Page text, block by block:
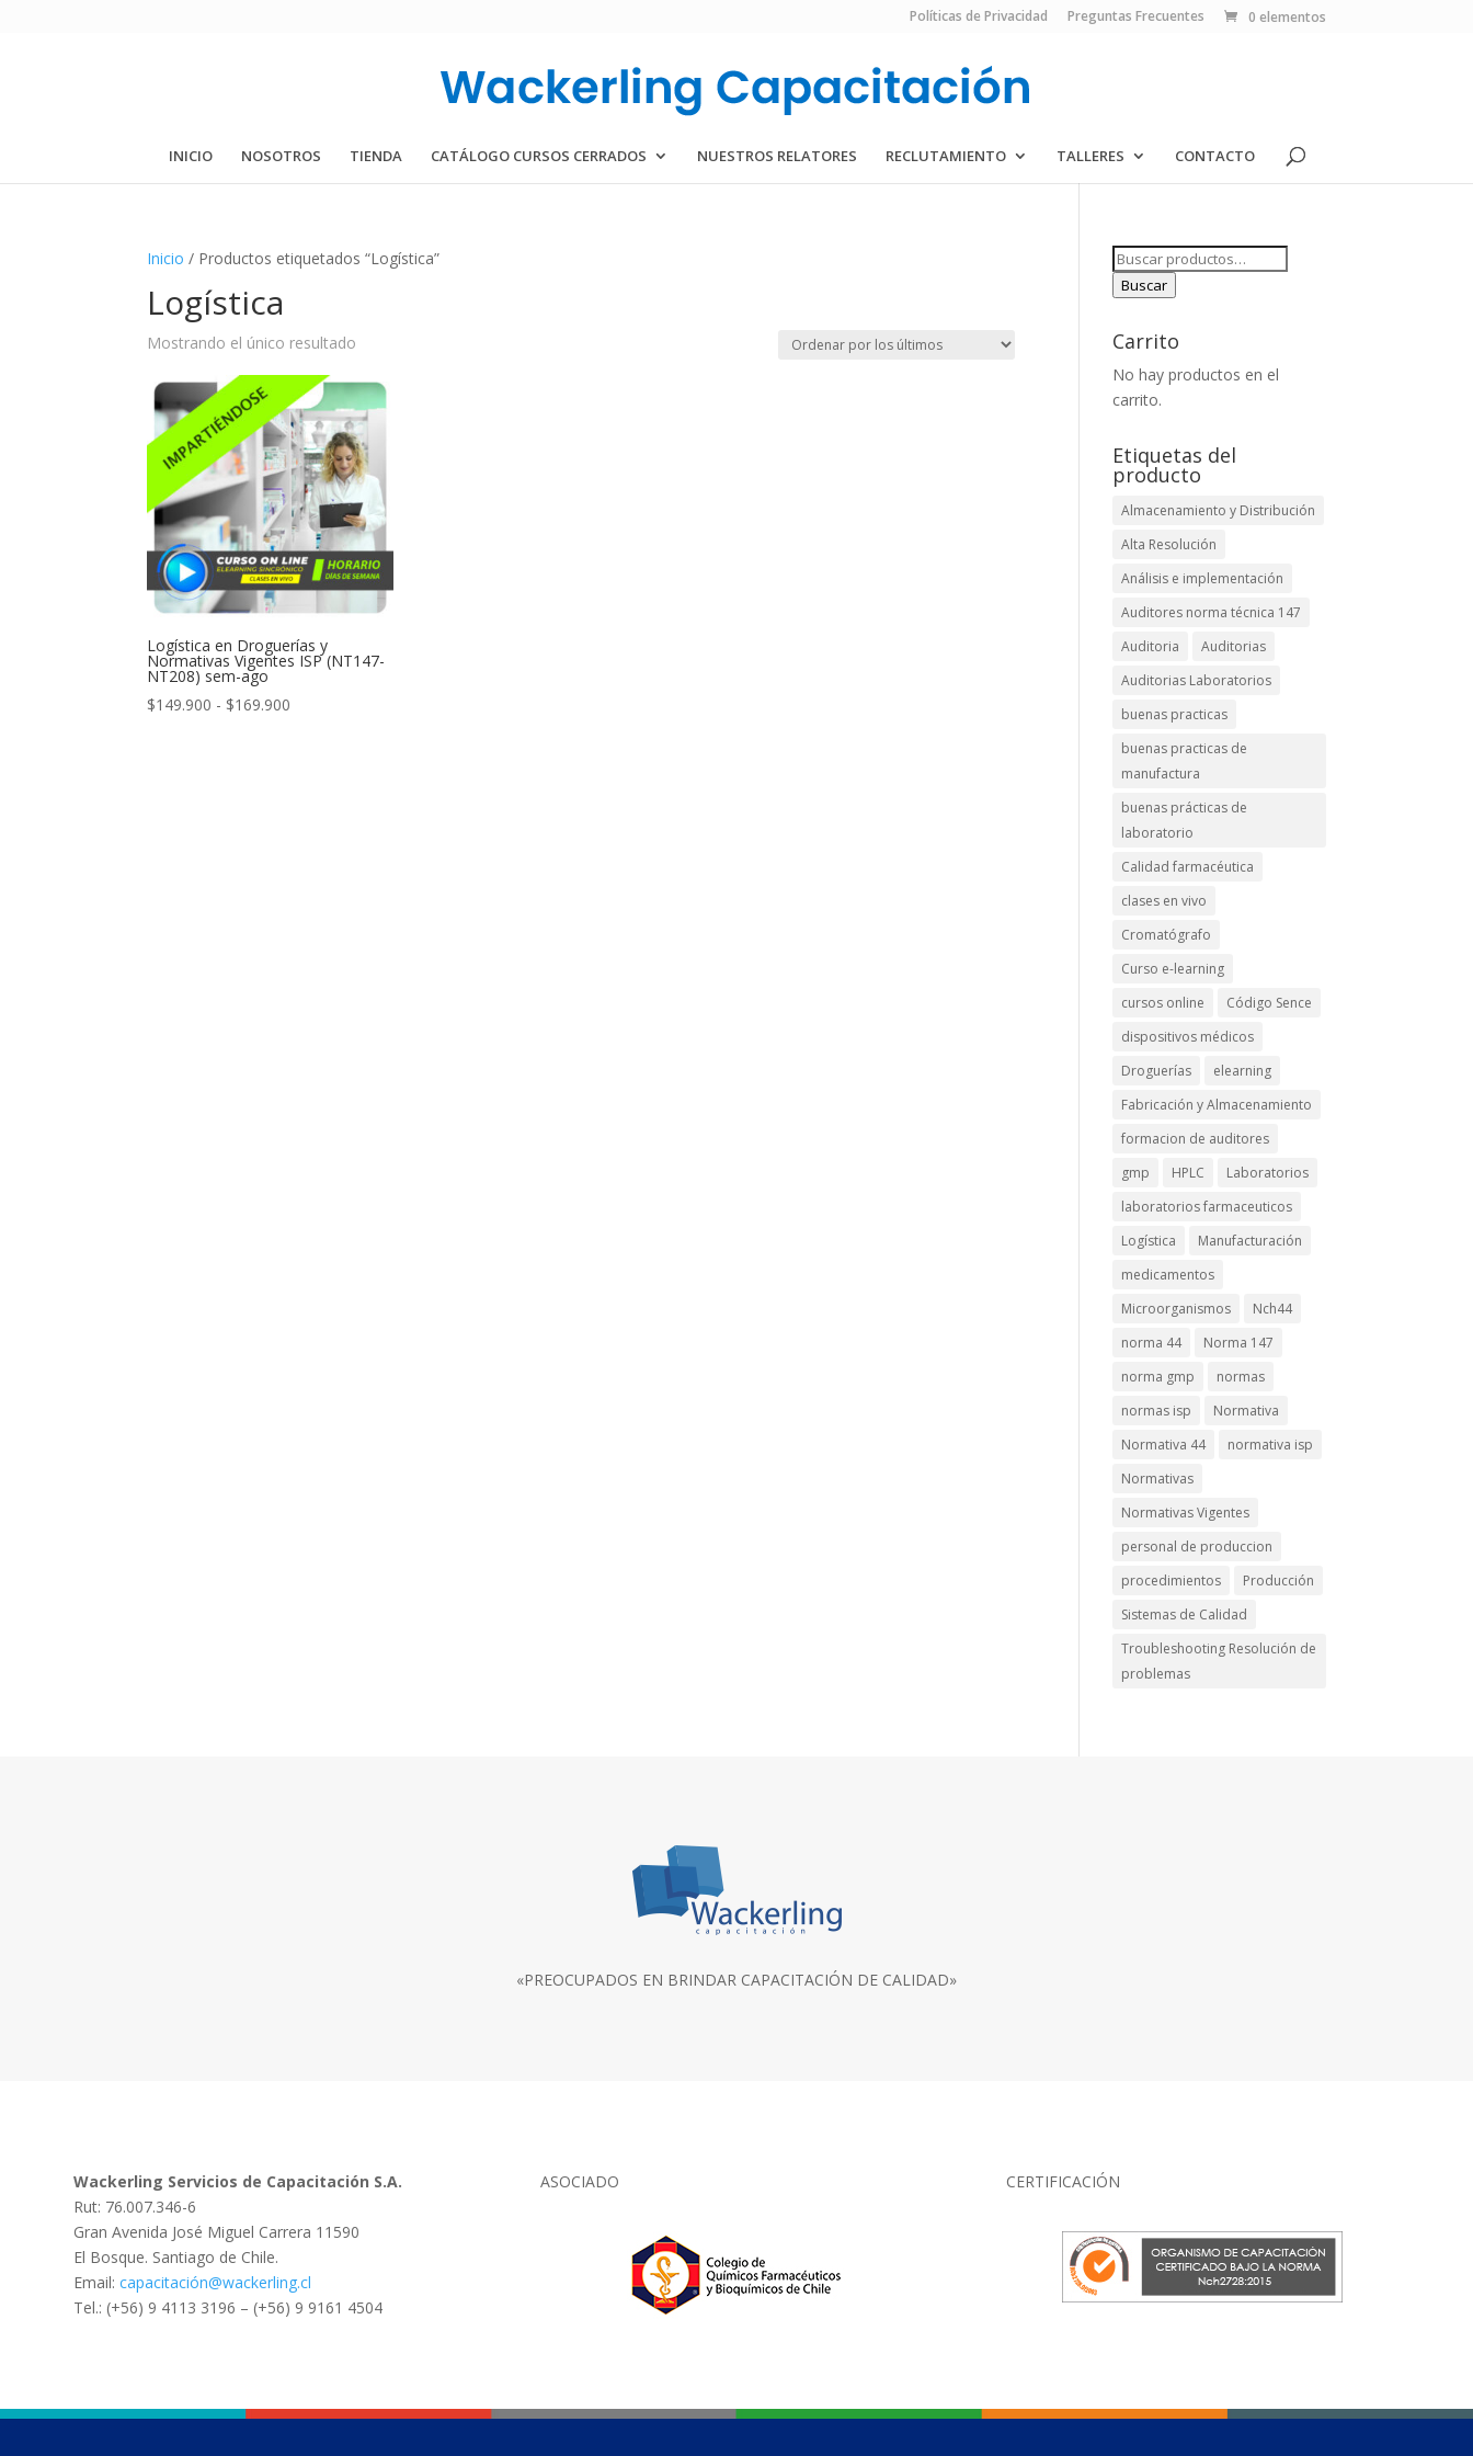
Políticas de Privacidad Preguntas Frecuentes 0 elementos
INICIO NOSOTROS TIENDA CATÁLOGO CURSOS CERRADOS NUESTROS RELATORES RECLUTAMIENTO TALLERES CONTACTO
Inicio / Productos etiquetados “Logística”
Logística
Mostrando el único resultado
Logística en Droguerías y
Normativas Vigentes ISP (NT147-
NT208) sem-ago
$149.900 - $169.900
Buscar
por:
Buscar
Carrito
No hay productos en el
carrito.
Etiquetas del
producto
Almacenamiento y Distribución
Alta Resolución
Análisis e implementación
Auditores norma técnica 147
Auditoria
Auditorias
Auditorias Laboratorios
buenas practicas
buenas practicas de
manufactura
buenas prácticas de
laboratorio
Calidad farmacéutica
clases en vivo
Cromatógrafo
Curso e-learning
cursos online
Código Sence
dispositivos médicos
Droguerías
elearning
Fabricación y Almacenamiento
formacion de auditores
gmp
HPLC
Laboratorios
laboratorios farmaceuticos
Logística
Manufacturación
medicamentos
Microorganismos
Nch44
norma 44
Norma 147
norma gmp
normas
normas isp
Normativa
Normativa 44
normativa isp
Normativas
Normativas Vigentes
personal de produccion
procedimientos
Producción
Sistemas de Calidad
Troubleshooting Resolución de
problemas
«PREOCUPADOS EN BRINDAR CAPACITACIÓN DE CALIDAD»
Wackerling Servicios de Capacitación S.A.
Rut: 76.007.346-6
Gran Avenida José Miguel Carrera 11590
El Bosque. Santiago de Chile.
Email:capacitación@wackerling.cl
Tel.: (+56) 9 4113 3196 – (+56) 9 9161 4504
ASOCIADO CERTIFICACIÓN